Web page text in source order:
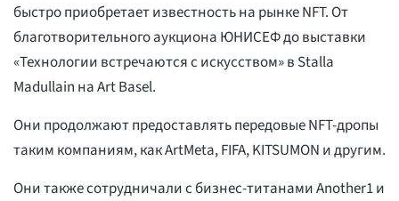
быстро приобретает известность на рынке NFT. От
благотворительного аукциона ЮНИСЕФ до выставки
«Технологии встречаются с искусством» в Stalla
Madullain на Art Basel.
Они продолжают предоставлять передовые NFT-дропы
таким компаниям, как ArtMeta, FIFA, KITSUMON и другим.
Они также сотрудничали с бизнес-титанами Another1 и